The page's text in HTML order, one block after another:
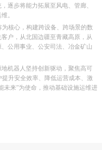
逐步将能力拓展至风电、管廊、
。
核心，构建跨设备、跨场景的数
户，从北国边疆至青藏高原，从
公用事业、公安司法、冶金矿山
机器人坚持创新驱动，聚焦高可
升安全效率、降低运营成本、激
未来”为使命，推动基础设施运维进